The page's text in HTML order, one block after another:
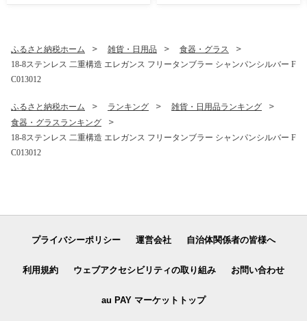
ふるさと納税ホーム 雑貨・日用品
食器・グラス
18-8ステンレス 二重構造 エレガンス フリータンブラー シャンパンシルバー F
C013012
ふるさと納税ホーム ランキング
雑貨・日用品ランキング
食器・グラスランキング
18-8ステンレス 二重構造 エレガンス フリータンブラー シャンパンシルバー F
C013012
プライバシーポリシー 運営会社 自治体関係者の皆様へ
利用規約 ウェブアクセシビリティの取り組み お問い合わせ
au PAY マーケットトップ